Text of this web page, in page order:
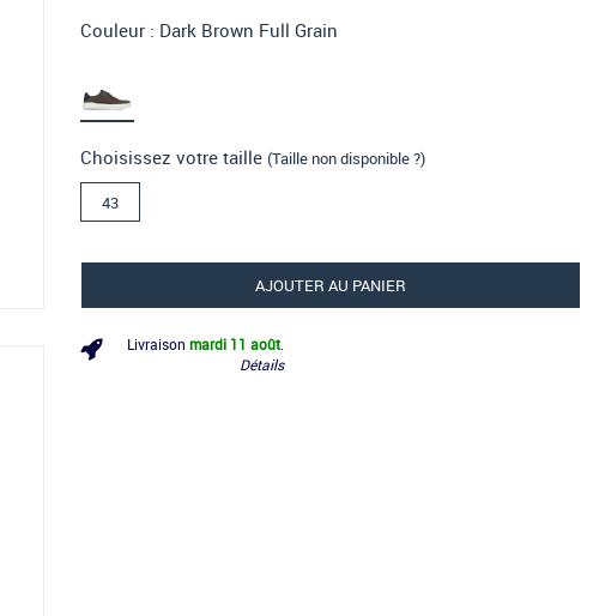
Couleur : Dark Brown Full Grain
Choisissez votre taille (Taille non disponible ?)
43
AJOUTER AU PANIER
Livraison mardi 11 août
Détails